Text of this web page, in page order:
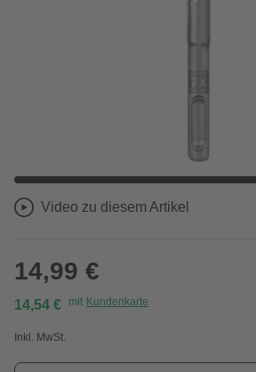
Video zu diesem Artikel
14,99 €
14,54 € mit Kundenkarte
Inkl. MwSt.